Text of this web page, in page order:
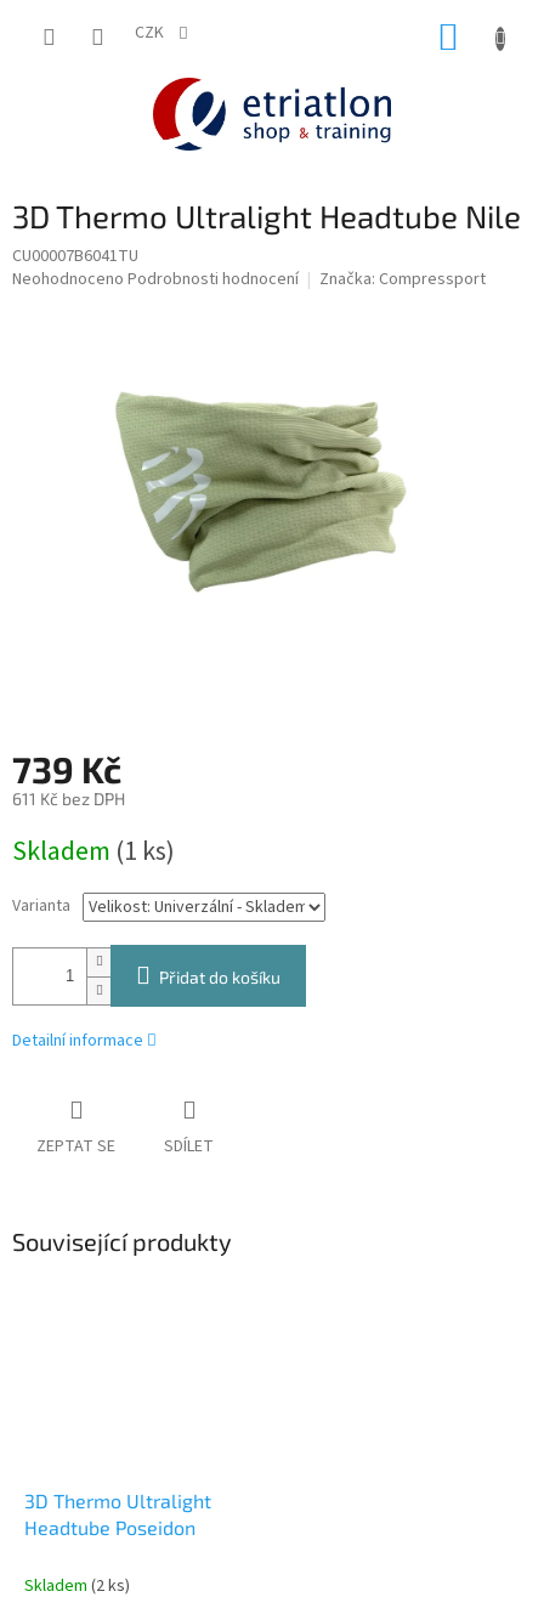
CZK
3D Thermo Ultralight Headtube Nile
CU00007B6041TU
Průměrné
Neohodnoceno Podrobnosti hodnocení Značka: Compressport
739 Kč
611 Kč bez DPH
cena:
Skladem (1 ks)
Varianta
Přidat do košíku
Detailní informace
ZEPTAT SE SDÍLET
Související produkty
3D Thermo Ultralight
Headtube Poseidon
Skladem (2 ks)
shop.etriatlon.cz - Chat